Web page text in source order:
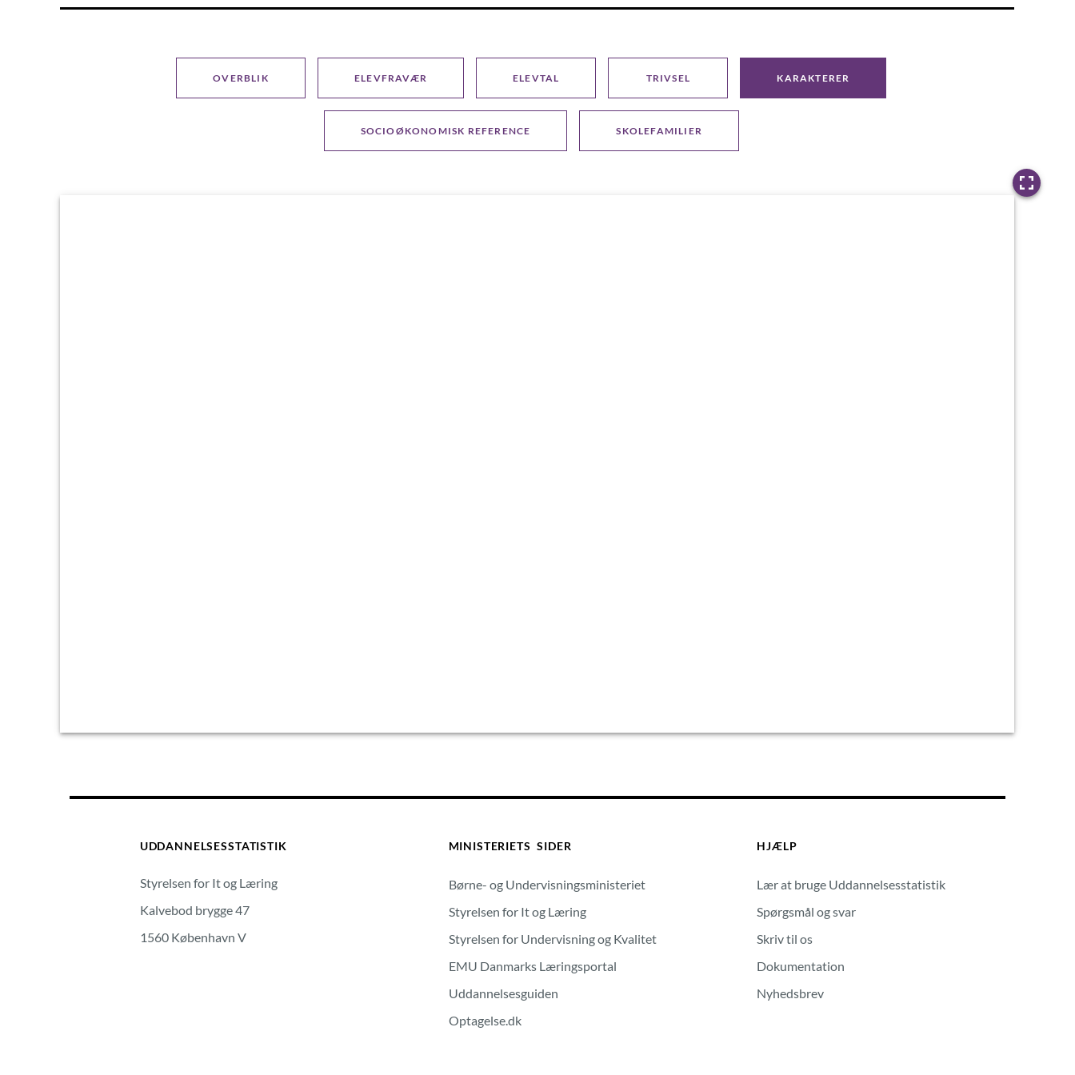
OVERBLIK ELEVFRAVÆR ELEVTAL TRIVSEL KARAKTERER
SOCIOØKONOMISK REFERENCE SKOLEFAMILIER
UDDANNELSESSTATISTIK
Styrelsen for It og Læring
Kalvebod brygge 47
1560 København V
MINISTERIETS SIDER
Børne- og Undervisningsministeriet
Styrelsen for It og Læring
Styrelsen for Undervisning og Kvalitet
EMU Danmarks Læringsportal
Uddannelsesguiden
Optagelse.dk
HJÆLP
Lær at bruge Uddannelsesstatistik
Spørgsmål og svar
Skriv til os
Dokumentation
Nyhedsbrev